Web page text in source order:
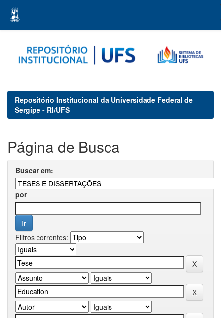
navigation
Repositório Institucional da Universidade Federal de
Sergipe - RI/UFS
Página de Busca
Buscar em:
por
Filtros correntes: